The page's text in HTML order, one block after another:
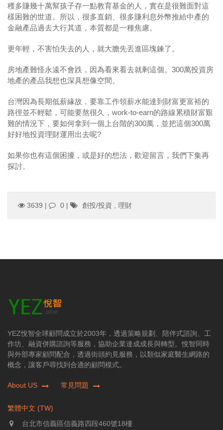
穫多賺幾十萬幫孩子存一點教育基金的人，實在是很難面對這
樣困難的世道。所以，很多直銷、很多賺利息外幣推給中產的
金融產品過去大行其道，本質都是一種焦慮。
更年輕，不害怕失去的人，就大膽先丟進區塊鍊了。
房地產難怪永遠不會跌，因為看來看去就剩這個。300萬投資房
地產的產品我想也深具想像空間。
台灣因為長期低薪緣故，要靠工作領薪水能達到財富更富裕的
路徑並不輕鬆，可能要熬很久，work-to-earn的路線累積財富艱
難的情況下，要如何拿到一個上台階的300萬，並把這個300萬
好好地投資理財運用出去呢?
如果你也有這個困擾，或是好的想法，歡迎留言，我們下集再
探討。
3639 | 0 | 創投/投資 理財
YEZ悅智全球顧問成立於2003年，透過策略規劃、陪伴式諮詢、工
作坊、融資併購諮詢等服務，協助企業達成成長與轉型。悅智同時
與外部專家顧問配合，透過街頭約見服務，以類似家庭醫生網路的
概念，讓客戶尋找到合適的顧問模式。
About US 常見問題
繁體中文 (TW)
台北市信義區信義路四段460號18樓